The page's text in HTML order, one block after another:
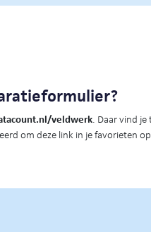
veldwerk. Daar vind
om deze link in je favorieten